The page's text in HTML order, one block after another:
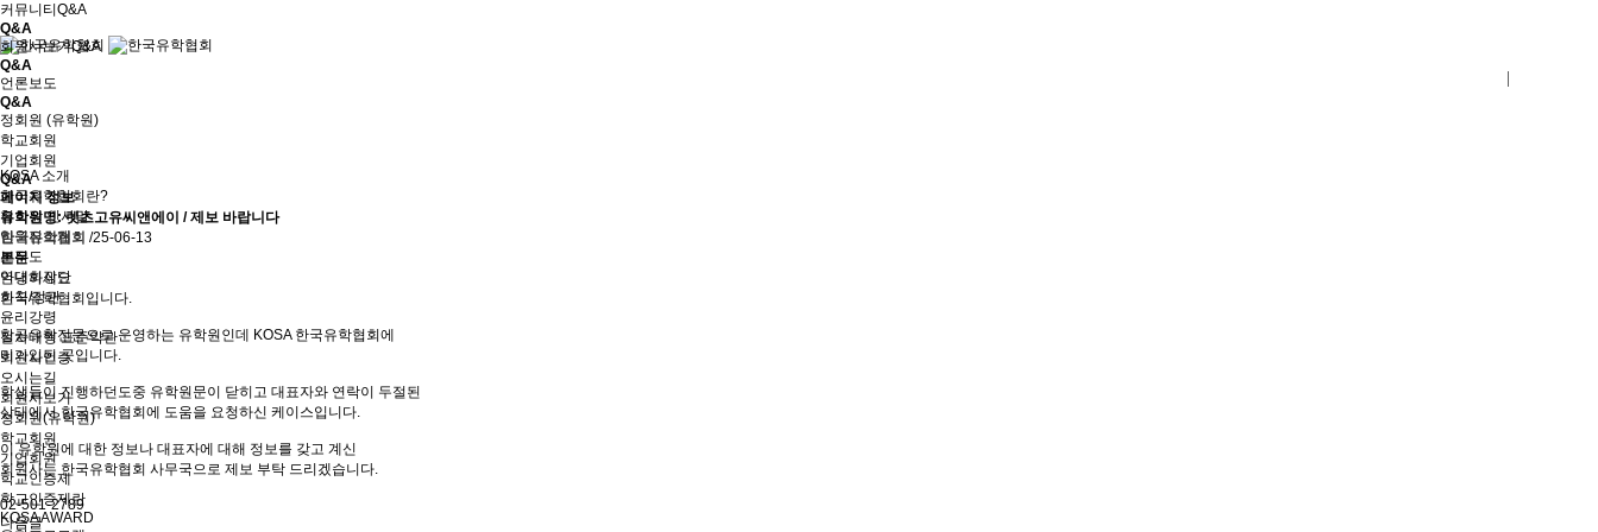
KOSA 소개
한국유학협회란?
협회장 인사말
임원진소개
조직도
역대회장단
회칙/정관
윤리강령
절차대행 표준약관
회원사인증
오시는길
회원사보기
정회원(유학원)
학교회원
기업회원
학교인증제
학교인증제란
KOSA AWARD
커뮤니티 Q&A
Q&A
회원사보기Q&A
Q&A
언론보도
Q&A
정회원 (유학원)
학교회원
기업회원
Q&A
페이지 정보
유학원명: 렛츠고유씨앤에이 / 제보 바랍니다
한국유학협회 /25-06-13
본문
안녕하세요
한국유학협회입니다.
항공유학전문으로 운영하는 유학원인데 KOSA 한국유학협회에
미가입된 곳입니다.
학생들이 진행하던도중 유학원문이 닫히고 대표자와 연락이 두절된
상태에서 한국유학협회에 도움을 요청하신 케이스입니다.
이 유학원에 대한 정보나 대표자에 대해 정보를 갖고 계신
회원사는 한국유학협회 사무국으로 제보 부탁 드리겠습니다.
02-501-2789
다음글